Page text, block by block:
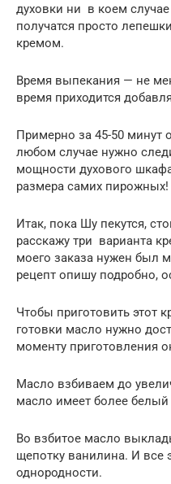
духовки ни в коем
получатся просто
кремом.
Время выпекания — не
время приходится
Примерно за 45-50 минут
любом случае нужно
мощности духового
размера самих пирожных!
Итак, пока Шу пекутся,
расскажу три варианта
моего заказа нужен был
рецепт опишу подробно,
Чтобы приготовить этот
готовки масло нужно
моменту приготовления
Масло взбиваем до
масло имеет более белый
Во взбитое масло
щепотку ванилина. И все
однородности.